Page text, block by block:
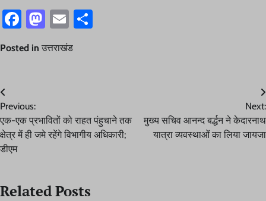
Facebook
Mastodon
Email
Posted in उत्तराखंड
Post
navigation
Previous:
एक-एक प्रभावितों को राहत पंहुचाने तक
क्षेत्र में ही जमे रहेंगे विभागीय अधिकारी;
डीएम
Next:
मुख्य सचिव आनन्द बर्द्धन ने केदारनाथ
यात्रा व्यवस्थाओं का लिया जायजा
Related Posts